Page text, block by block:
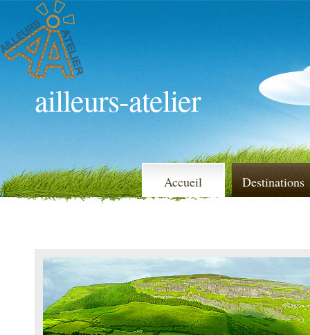
ailleurs-atelier
Accueil Destinations